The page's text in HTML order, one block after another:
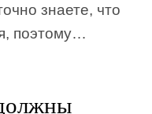
знаете, что
поэтому…